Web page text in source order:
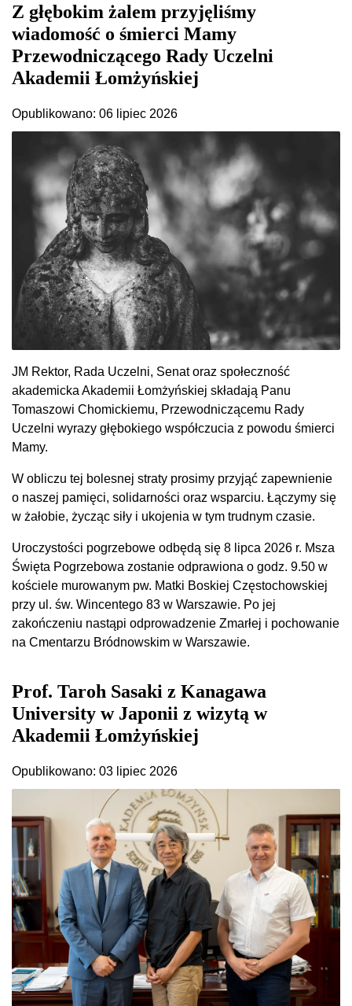
Z głębokim żalem przyjęliśmy
wiadomość o śmierci Mamy
Przewodniczącego Rady Uczelni
Akademii Łomżyńskiej
Opublikowano: 06 lipiec 2026
JM Rektor, Rada Uczelni, Senat oraz społeczność
akademicka Akademii Łomżyńskiej składają Panu
Tomaszowi Chomickiemu, Przewodniczącemu Rady
Uczelni wyrazy głębokiego współczucia z powodu śmierci
Mamy.
W obliczu tej bolesnej straty prosimy przyjąć zapewnienie
o naszej pamięci, solidarności oraz wsparciu. Łączymy się
w żałobie, życząc siły i ukojenia w tym trudnym czasie.
Uroczystości pogrzebowe odbędą się 8 lipca 2026 r. Msza
Święta Pogrzebowa zostanie odprawiona o godz. 9.50 w
kościele murowanym pw. Matki Boskiej Częstochowskiej
przy ul. św. Wincentego 83 w Warszawie. Po jej
zakończeniu nastąpi odprowadzenie Zmarłej i pochowanie
na Cmentarzu Bródnowskim w Warszawie.
Prof. Taroh Sasaki z Kanagawa
University w Japonii z wizytą w
Akademii Łomżyńskiej
Opublikowano: 03 lipiec 2026